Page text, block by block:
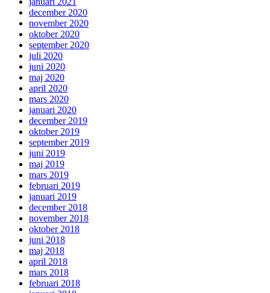
december 2020
november 2020
oktober 2020
september 2020
juli 2020
juni 2020
maj 2020
april 2020
mars 2020
januari 2020
december 2019
oktober 2019
september 2019
juni 2019
maj 2019
mars 2019
februari 2019
januari 2019
december 2018
november 2018
oktober 2018
juni 2018
maj 2018
april 2018
mars 2018
februari 2018